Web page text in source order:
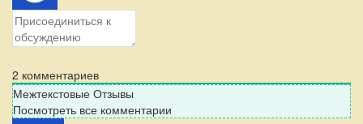
2 комментариев
Межтекстовые Отзывы
Посмотреть все комментарии